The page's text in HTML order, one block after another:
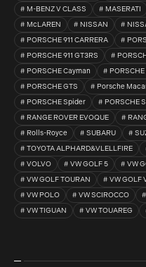
M-BENZ V CLASS
MASERATI
McLAREN
NISSAN
PORSCHE 911 CARRERA
PORSCHE 911 GT3RS
PORSCHE Cayman
PORSCHE
PORSCHE GTS
Porsche
PORSCHE Spider
PORSCHE
RANGE ROVER EVOQUE
Rolls-Royce
SUBARU
TOYOTA ALPHARD&VLELLFIRE
VOLVO
VW GOLF 5 VW
VW GOLF TOURAN
VW GOLF
VW POLO
VW SCIROCCO
VW TIGUAN
VW TOUAREG